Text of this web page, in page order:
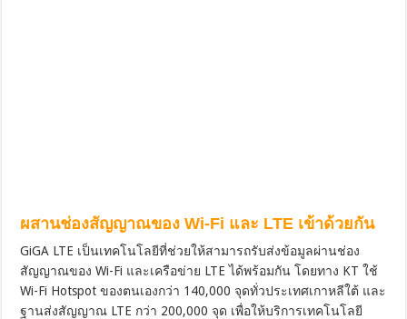
ผสานช่องสัญญาณของ Wi-Fi และ LTE เข้าด้วยกัน
GiGA LTE เป็นเทคโนโลยีที่ช่วยให้สามารถรับส่งข้อมูลผ่านช่อง
สัญญาณของ Wi-Fi และเครือข่าย LTE ได้พร้อมกัน โดยทาง KT ใช้
Wi-Fi Hotspot ของตนเองกว่า 140,000 จุดทั่วประเทศเกาหลีใต้ และ
ฐานส่งสัญญาณ LTE กว่า 200,000 จุด เพื่อให้บริการเทคโนโลยี